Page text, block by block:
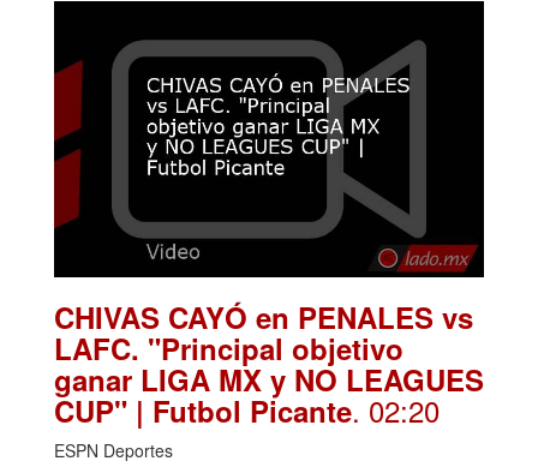
CHIVAS CAYÓ en PENALES vs
LAFC. "Principal objetivo
ganar LIGA MX y NO LEAGUES
CUP" | Futbol Picante. 02:20
ESPN Deportes